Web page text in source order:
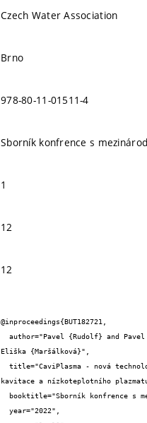
Czech Water Association
Brno
978-80-11-01511-4
Sborník konfrence s
1
12
12
@inproceedings{BUT182721,
Eliška {Maršálková}",
kavitace a nízkoteplotního